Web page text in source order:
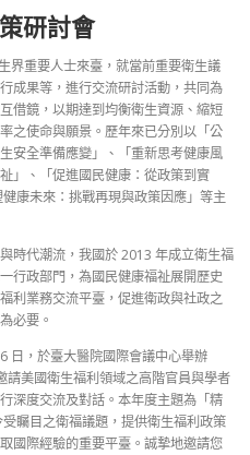
研討會
界重要人士來臺，就當前重要衛生議
成果等，進行交流研討活動，共同為
借鏡，以期達到均衡衛生資源、縮短
之使命與願景。歷年來已分別以「公
安全準備應變」、「重新思考健康風
」、「促進國民健康：從政策到實
康未來：挑戰再現與政策因應」等主
時代潮流，我國於 2013 年成立衛生福
行政部門，為國民健康福祉展開歷史
利業務交流平臺，促進衛政與社政之
必要。
日，於臺大醫院國際會議中心舉辦
請美國衛生福利領域之高階官員與學者
深度交流及對話。本年度主題為「精
矚目之衛福議題，提供衛生福利政策
國際經驗的重要平臺。誠摯地邀請您